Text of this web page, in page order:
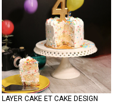
LAYER CAKE ET CAKE DESIGN